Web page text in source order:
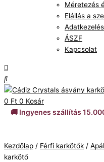
Méretezés
Elállás a
ÁSZF
Kapcsolat
0 Ft 0 Kosár
🚚 Ingyenes szállítás
Kezdőlap / Férfi karkötők /
karkötő